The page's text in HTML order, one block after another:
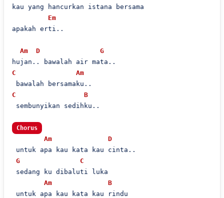
kau yang hancurkan istana bersama
Em
apakah erti..
Am D
G
C
Am
C
B
sembunyikan sedihku..
Chorus
Am
D
untuk apa kau kata kau cinta..
G
C
sedang ku dibaluti luka
Am
B
untuk apa kau kata kau rindu